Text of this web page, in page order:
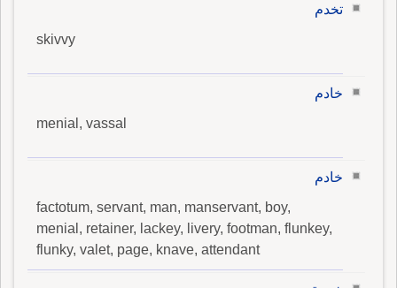
تخدم
skivvy
خادم
menial, vassal
خادم
factotum, servant, man, manservant, boy,
menial, retainer, lackey, livery, footman, flunkey,
flunky, valet, page, knave, attendant